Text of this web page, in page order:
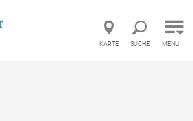
KARTE SUCHE MENÜ